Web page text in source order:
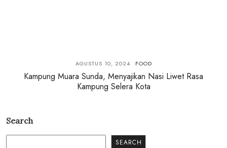
AGUSTUS 10, 2024 FOOD
Kampung Muara Sunda, Menyajikan Nasi Liwet Rasa
Kampung Selera Kota
Search
SEARCH